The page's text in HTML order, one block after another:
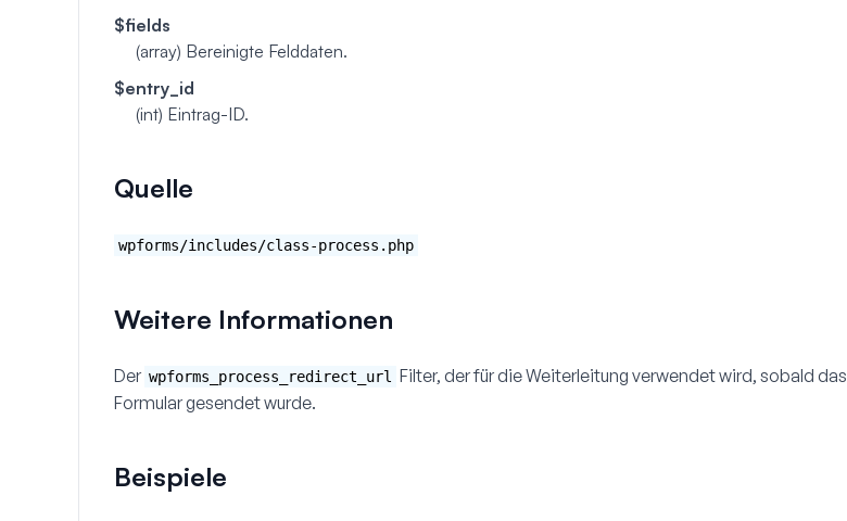
$fields
(array) Bereinigte Felddaten.
$entry_id
(int) Eintrag-ID.
Quelle
wpforms/includes/class-process.php
Weitere Informationen
Der wpforms_process_redirect_url
Filter, der für die Weiterleitung verwendet wird, sobald das
Formular gesendet wurde.
Beispiele